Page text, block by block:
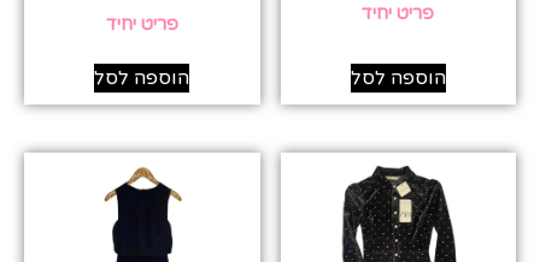
פריט יחיד
הוספה לסל
פריט יחיד
הוספה לסל